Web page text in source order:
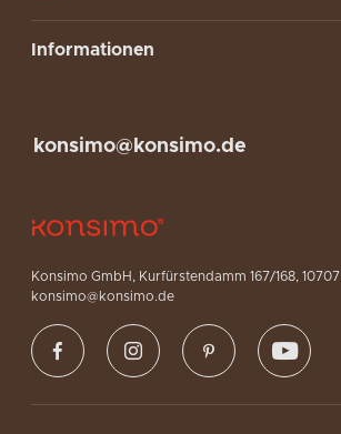
Informationen
Konsimo GmbH, Kurfürstendamm 167/168,
konsimo@konsimo.de
konsimo@konsimo.de